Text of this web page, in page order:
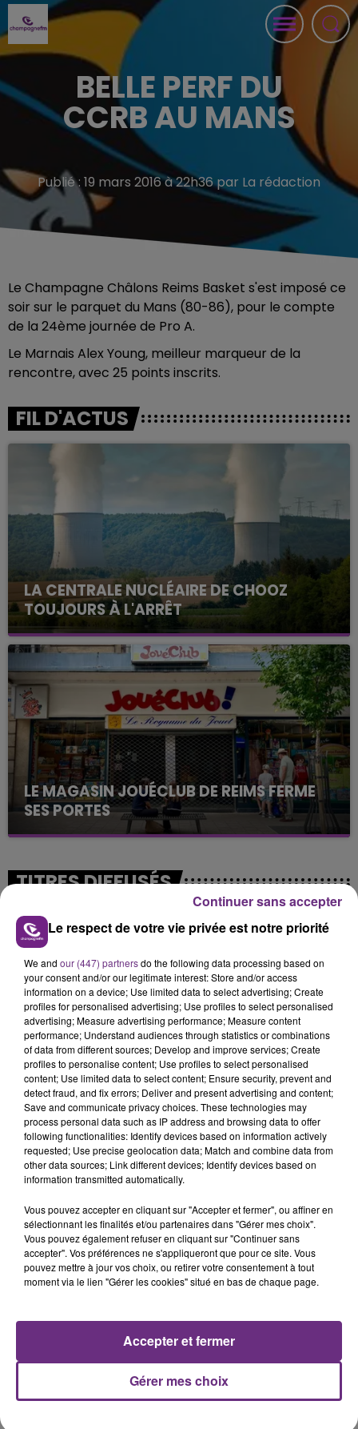
BELLE PERF DU
CCRB AU MANS
Publié : 19 mars 2016 à 22h36 par La rédaction
Le Champagne Châlons Reims Basket s'est imposé ce
soir sur le parquet du Mans (80-86), pour le compte
de la 24ème journée de Pro A.
Le Marnais Alex Young, meilleur marqueur de la
rencontre, avec 25 points inscrits.
FIL D'ACTUS
LA CENTRALE NUCLÉAIRE DE CHOOZ
TOUJOURS À L'ARRÊT
Cela fait déjà une semaine que la centrale
nucléaire ardennaise est à l'arrêt. Une situation
justifiée par la sécheresse intense qui est toujours
présente.
LE MAGASIN JOUÉCLUB DE REIMS FERME
SES PORTES
C'était l'une des institutions du centre-ville
fermer ses portes.
TITRES DIFFUSÉS
5h31
5h31
JENNIFER LOPEZ & DAVID GUETTA
Save Me Tonight
5h28
5h28
FRERO DELAVEGA
Ton Visage
MELODY
5h23
5h23
Summertime Sadness
A L'ANTENNE
Le respect de votre vie privée est notre priorité
We and our (447) partnersdo the following data processing based on
your consent and/or our legitimate interest: Store and/or access
information on a device; Use limited data to select advertising; Create
profiles for personalised advertising; Use profiles to select personalised
advertising; Measure advertising performance; Measure content
performance; Understand audiences through statistics or combinations
of data from different sources; Develop and improve services; Create
profiles to personalise content; Use profiles to select personalised
content; Use limited data to select content; Ensure security, prevent and
detect fraud, and fix errors; Deliver and present advertising and content;
Save and communicate privacy choices. These technologies may
process personal data such as IP address and browsing data to offer
following functionalities: Identify devices based on information actively
requested; Use precise geolocation data; Match and combine data from
other data sources; Link different devices; Identify devices based on
information transmitted automatically.
Vous pouvez accepter en cliquant sur "Accepter et fermer", ou affiner en
sélectionnant les finalités et/ou partenaires dans "Gérer mes choix".
Vous pouvez également refuser en cliquant sur "Continuer sans
accepter". Vos préférences ne s'appliqueront que pour ce site. Vous
pouvez mettre à jour vos choix, ou retirer votre consentement à tout
moment via le lien "Gérer les cookies" situé en bas de chaque page.
Gérer mes choix
Accepter et fermer
Continuer sans accepter